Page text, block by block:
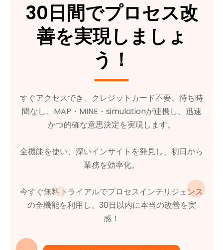
30日間でプロセス改
善を実現しましょ
う！
すぐアクセスでき、クレジットカード不要、待ち時
間なし。MAP・MINE・simulationが連携し、迅速
かつ的確な意思決定を実現します。
全機能を使い、深いインサイトを発見し、初日から
業務を効率化。
今すぐ無料トライアルでプロセスインテリジェンス
の全機能を利用し、30日以内に本当の改善を実
感！